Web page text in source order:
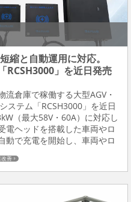
縮と自動運用に対応。
RCSH3000」を近日発売
倉庫で稼働する大型AGV・
ステム「RCSH3000」を近日
（最大58V・60A）に対応し
電ヘッドを搭載した車両やロ
動で充電を開始し、車両やロ
改善